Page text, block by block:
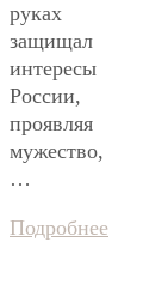
руках
защищал
интересы
России,
проявляя
мужество,
…
Подробнее